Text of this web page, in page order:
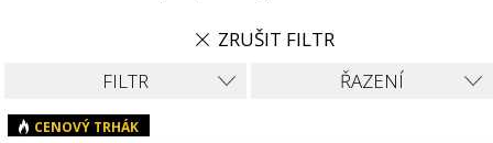
ZRUŠIT FILTR
ŘAZENÍ
FILTR
CENOVÝ TRHÁK